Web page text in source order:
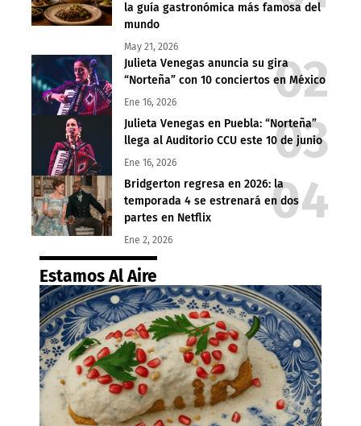
la guía gastronómica más famosa del
mundo
May 21, 2026
Julieta Venegas anuncia su gira
“Norteña” con 10 conciertos en México
Ene 16, 2026
Julieta Venegas en Puebla: “Norteña”
llega al Auditorio CCU este 10 de junio
Ene 16, 2026
Bridgerton regresa en 2026: la
temporada 4 se estrenará en dos
partes en Netflix
Ene 2, 2026
Estamos Al Aire